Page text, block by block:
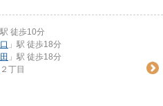
駅 徒歩10分
」駅 徒歩18分
」駅 徒歩18分
２丁目